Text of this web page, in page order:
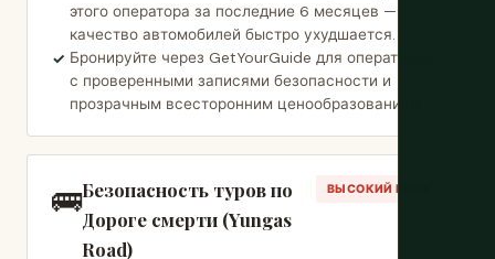
этого оператора за последние 6 месяцев —
качество автомобилей быстро ухудшается.
Бронируйте через GetYourGuide для операторов
с проверенными записями безопасности и
прозрачным всесторонним ценообразованием.
🚌Безопасность туров по
Дороге смерти (Yungas
Road)
ВЫСОКИЙ РИСК